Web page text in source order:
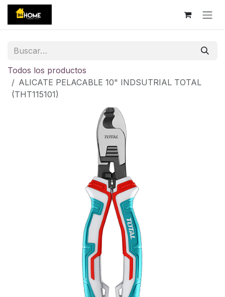
Ir al contenido
Todos los productos
ALICATE PELACABLE 10" INDSUTRIAL TOTAL
(THT115101)